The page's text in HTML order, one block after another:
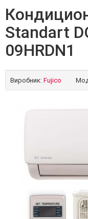
Standart
09HRDN1
Виробник: Fujico